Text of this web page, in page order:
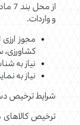
و واردات.
مجوز
نیاز به
نیاز به
شرایط ترخیص
ترخیص